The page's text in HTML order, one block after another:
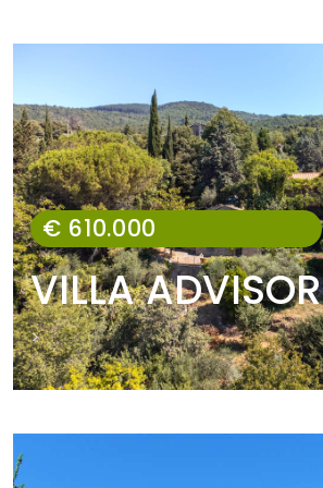
€ 610.000
VILLA ADVISOR
>